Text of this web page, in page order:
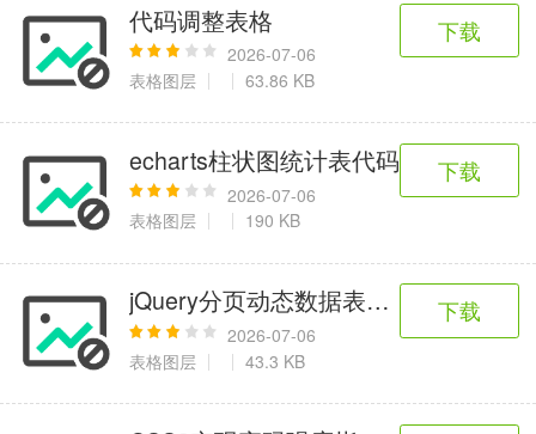
代码调整表格
2026-07-06
表格图层
63.86 KB
下载
echarts柱状图统计表代码
2026-07-06
表格图层
190 KB
下载
jQuery分页动态数据表格插件
2026-07-06
表格图层
43.3 KB
下载